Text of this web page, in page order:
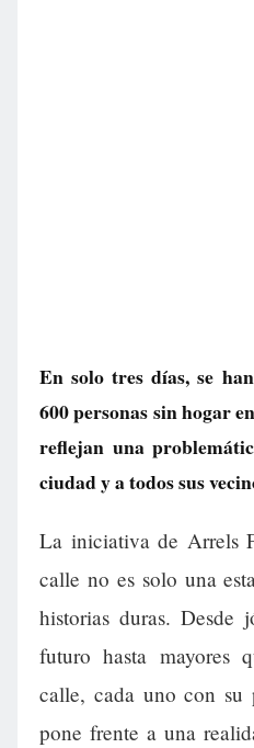
En solo tres días, se
600 personas sin hogar
reflejan una
ciudad y a todos sus
La iniciativa de Arrels
calle no es solo una
historias duras. Desde
futuro hasta mayores
calle, cada uno con su
pone frente a una